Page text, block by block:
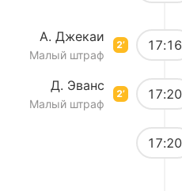
2’
А. Джекаи
Малый штраф
17:16
2’
Д. Эванс
Малый штраф
17:20
17:20